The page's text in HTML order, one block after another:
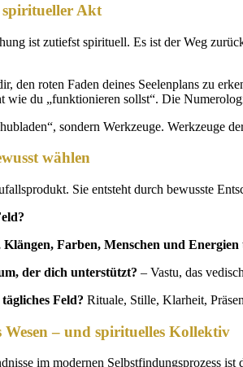
spiritueller Akt
ist zutiefst spirituell. Es ist der Weg
den roten Faden deines Seelenplans zu
wie du „funktionieren sollst“. Die
sondern Werkzeuge. Werkzeuge
wählen
Sie entsteht durch bewusste
Farben, Menschen und Energien
der dich unterstützt? – Vastu, das
Feld? Rituale, Stille, Klarheit,
Wesen – und spirituelles Kollektiv
im modernen Selbstfindungsprozess